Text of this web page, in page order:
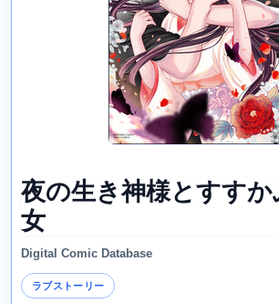
夜の生き神様とすす
女
Digital Comic Database
ラブストーリー